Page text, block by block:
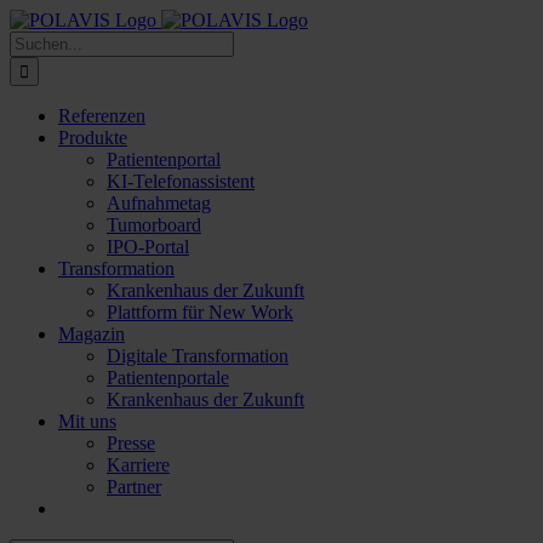
Zum
Inhalt
springen
Suche
nach:
Referenzen
Produkte
Patientenportal
KI-Telefonassistent
Aufnahmetag
Tumorboard
IPO-Portal
Transformation
Krankenhaus der Zukunft
Plattform für New Work
Magazin
Digitale Transformation
Patientenportale
Krankenhaus der Zukunft
Mit uns
Presse
Karriere
Partner